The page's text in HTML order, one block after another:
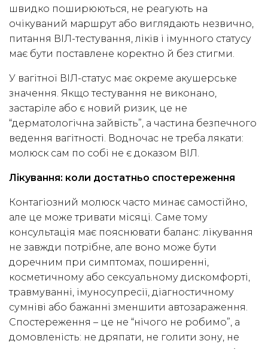
швидко поширюються, не реагують на
очікуваний маршрут або виглядають незвично,
питання ВІЛ-тестування, ліків і імунного статусу
має бути поставлене коректно й без стигми.
У вагітної ВІЛ-статус має окреме акушерське
значення. Якщо тестування не виконано,
застаріле або є новий ризик, це не
“дерматологічна зайвість”, а частина безпечного
ведення вагітності. Водночас не треба лякати:
молюск сам по собі не є доказом ВІЛ.
Лікування: коли достатньо спостереження
Контагіозний молюск часто минає самостійно,
але це може тривати місяці. Саме тому
консультація має пояснювати баланс: лікування
не завжди потрібне, але воно може бути
доречним при симптомах, поширенні,
косметичному або сексуальному дискомфорті,
травмуванні, імуносупресії, діагностичному
сумніві або бажанні зменшити автозараження.
Спостереження – це не “нічого не робимо”, а
домовленість: не дряпати, не голити зону, не